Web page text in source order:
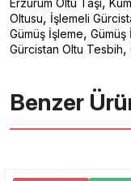
Erzurum Oltu Taşı
Oltusu, İşlemeli
Gümüş İşleme, Gümüş
Gürcistan Oltu Tesbih,
Benzer